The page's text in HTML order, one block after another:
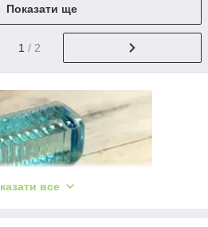
Показати ще
1 / 2
все